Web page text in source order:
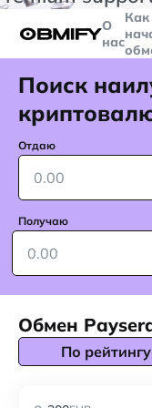
О
нас
Как
Поиск
Отдаю
Получаю
Обмен
По рейтингу